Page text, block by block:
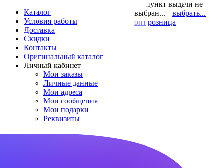
Каталог
Условия работы
Доставка
Скидки
Контакты
Оригинальный каталог
Личный кабинет
Мои заказы
Личные данные
Мои адреса
Мои сообщения
Мои подарки
Реквизиты
пункт выдачи не
выбран...
выбрать...
опт розница